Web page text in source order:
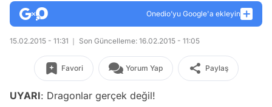
Onedio’yu Google'a ekleyin
15.02.2015 - 11:31 Son Güncelleme: 16.02.2015 - 11:05
Favori Yorum Yap Paylaş
UYARI: Dragonlar gerçek değil!